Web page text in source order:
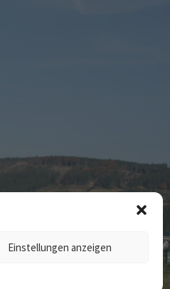
Einstellungen anzeigen